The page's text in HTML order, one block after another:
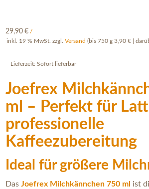
29,90€ /
inkl. 19 % MwSt. zzgl.Versand (bis 750 g 3,90 € |
Lieferzeit:Sofort lieferbar
Joefrex
ml – Perfekt für
professionelle
Kaffeezubereitung
Ideal für größere
DasJoefrex Milchkännchen 750 ml ist